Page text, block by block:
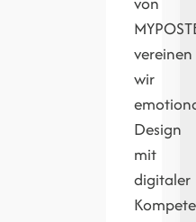
vereinen
wir
Design
mit
digitaler